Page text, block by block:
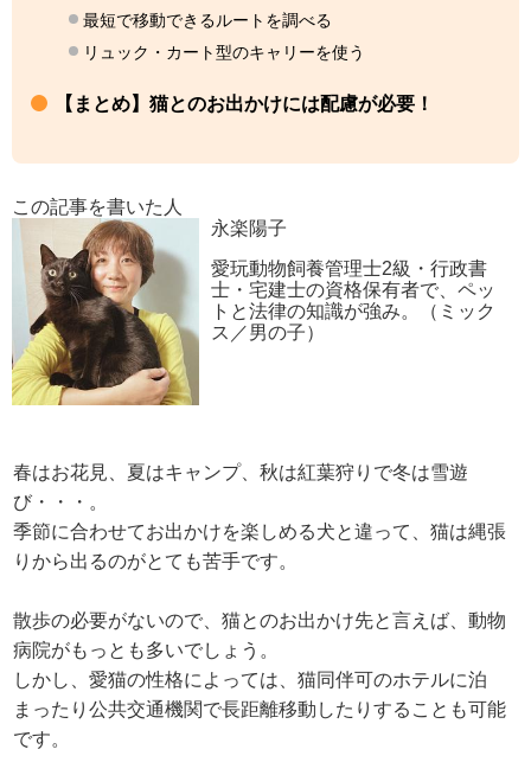
最短で移動できるルートを調べる
リュック・カート型のキャリーを使う
【まとめ】猫とのお出かけには配慮が必要！
この記事を書いた人
永楽陽子
愛玩動物飼養管理士2級・行政書
士・宅建士の資格保有者で、ペッ
トと法律の知識が強み。（ミック
ス／男の子）
春はお花見、夏はキャンプ、秋は紅葉狩りで冬は雪遊
び・・・。
季節に合わせてお出かけを楽しめる犬と違って、猫は縄張
りから出るのがとても苦手です。
散歩の必要がないので、猫とのお出かけ先と言えば、動物
病院がもっとも多いでしょう。
しかし、愛猫の性格によっては、猫同伴可のホテルに泊
まったり公共交通機関で長距離移動したりすることも可能
です。